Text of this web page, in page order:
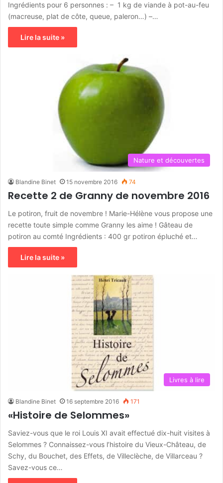
Ingrédients pour 6 personnes : – 1 kg de viande à pot-au-feu
(macreuse, plat de côte, queue, paleron…) –…
Lire la suite »
Nature et découvertes
Blandine Binet 15 novembre 2016 74
Recette 2 de Granny de novembre 2016
Le potiron, fruit de novembre ! Marie-Hélène vous propose une
recette toute simple comme Granny les aime ! Gâteau de
potiron au comté Ingrédients : 400 gr potiron épluché et…
Lire la suite »
Livres à lire
Blandine Binet 16 septembre 2016 171
«Histoire de Selommes»
Saviez-vous que le roi Louis XI avait effectué dix-huit visites à
Selommes ? Connaissez-vous l’histoire du Vieux-Château, de
Schy, du Bouchet, des Effets, de Villeclèche, de Villarceau ?
Savez-vous ce…